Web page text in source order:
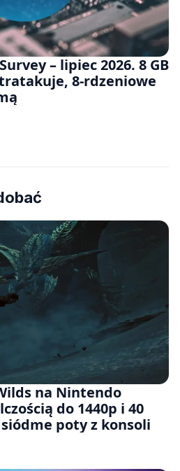
– lipiec 2026. 8 GB
8-rdzeniowe
na Nintendo
do 1440p i 40
siódme poty z konsoli